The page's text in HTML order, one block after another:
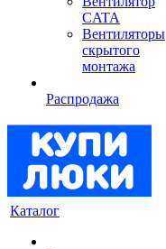
CATA
Вентиляторы
скрытого
монтажа
Распродажа
Каталог